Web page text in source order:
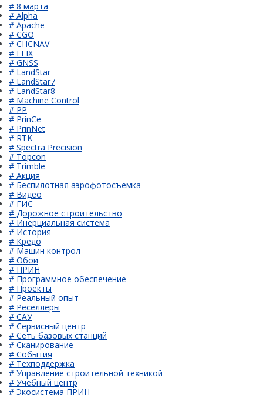
# 8 марта
# Alpha
# Apache
# CGO
# CHCNAV
# EFIX
# GNSS
# LandStar
# LandStar7
# LandStar8
# Machine Control
# PP
# PrinCe
# PrinNet
# RTK
# Spectra Precision
# Topcon
# Trimble
# Акция
# Беспилотная аэрофотосъемка
# Видео
# ГИС
# Дорожное строительство
# Инерциальная система
# История
# Кредо
# Машин контрол
# Обои
# ПРИН
# Программное обеспечение
# Проекты
# Реальный опыт
# Реселлеры
# САУ
# Сервисный центр
# Сеть базовых станций
# Сканирование
# События
# Техподдержка
# Управление строительной техникой
# Учебный центр
# Экосистема ПРИН